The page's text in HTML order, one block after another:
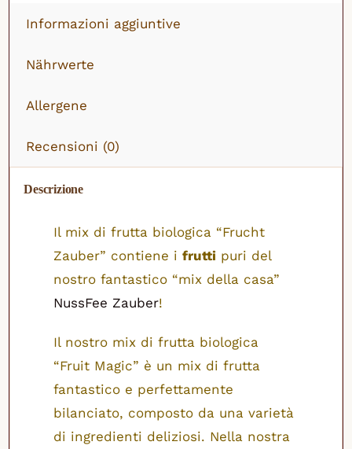
Informazioni aggiuntive
Nährwerte
Allergene
Recensioni (0)
Descrizione
Il mix di frutta biologica “Frucht
Zauber” contiene ifrutti puri del
nostro fantastico “mix della casa”
NussFee Zauber!
Il nostro mix di frutta biologica
“Fruit Magic” è un mix di frutta
fantastico e perfettamente
bilanciato, composto da una varietà
di ingredienti deliziosi. Nella nostra